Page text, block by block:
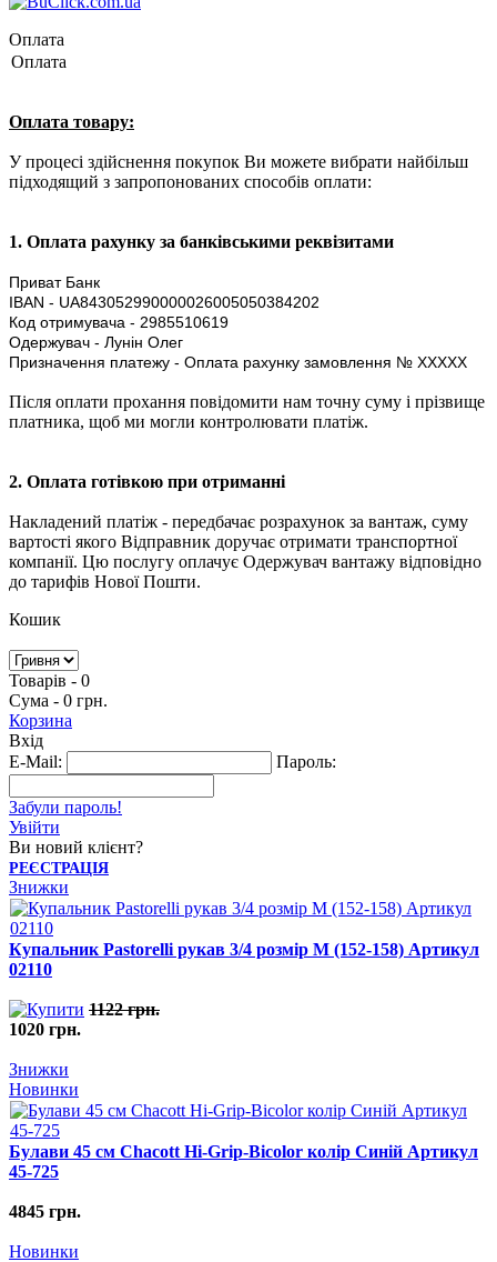
Оплата
Оплата
Оплата товару:
У процесі здійснення покупок Ви можете вибрати найбільш
підходящий з запропонованих способів оплати:
1. Оплата рахунку за банківськими реквізитами
Приват Банк
IBAN - UA843052990000026005050384202
Код отримувача - 2985510619
Одержувач - Лунін Олег
Призначення платежу - Оплата рахунку замовлення № ХХХХХ
Після оплати прохання повідомити нам точну суму і прізвище
платника, щоб ми могли контролювати платіж.
2. Оплата готівкою при отриманні
Накладений платіж - передбачає розрахунок за вантаж, суму
вартості якого Відправник доручає отримати транспортної
компанії. Цю послугу оплачує Одержувач вантажу відповідно
до тарифів Нової Пошти.
Кошик
Товарів - 0
Сума - 0 грн.
Корзина
Вхід
E-Mail:
Пароль:
Забули пароль!
Увійти
Ви новий клієнт?
РЕЄСТРАЦІЯ
Знижки
Купальник Pastorelli рукав 3/4 розмір M (152-158) Артикул
02110
1122 грн.
1020 грн.
Знижки
Новинки
Булави 45 cм Chacott Hi-Grip-Bicolor колір Синій Артикул
45-725
4845 грн.
Новинки